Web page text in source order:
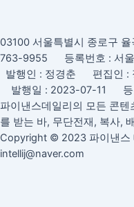
03100 서울특별시 종로구
763-9955 등록번호 : 서
발행인 : 정경춘 편집인 :
발행일 : 2023-07-11 등
파이낸스데일리의 모든 콘
를 받는 바, 무단전재, 복사,
Copyright © 2023 파이낸
intellij@naver.com